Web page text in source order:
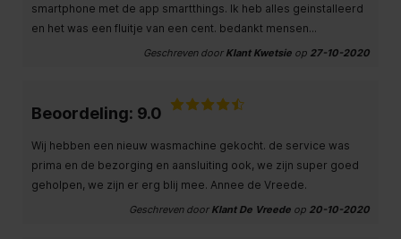
smartphone met de app smartthings. Ik heb alles geinstalleerd
en het was een fluitje van een cent. bedankt mensen...
Geschreven door Klant Kwetsie op 27-10-2020
Beoordeling: 9.0
Wij hebben een nieuw wasmachine gekocht. de service was
prima en de bezorging en aansluiting ook, we zijn super goed
geholpen, we zijn er erg blij mee. Annee de Vreede.
Geschreven door Klant De Vreede op 20-10-2020